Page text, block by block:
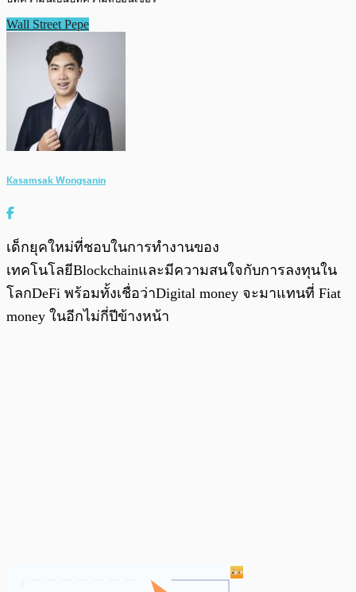
Wall Street Pepe
Kasamsak Wongsanin
เด็กยุคใหม่ที่ชอบในการทำงานของ
เทคโนโลยีBlockchainและมีความสนใจกับการลงทุนใน
โลกDeFi พร้อมทั้งเชื่อว่าDigital money จะมาแทนที่ Fiat
money ในอีกไม่กี่ปีข้างหน้า